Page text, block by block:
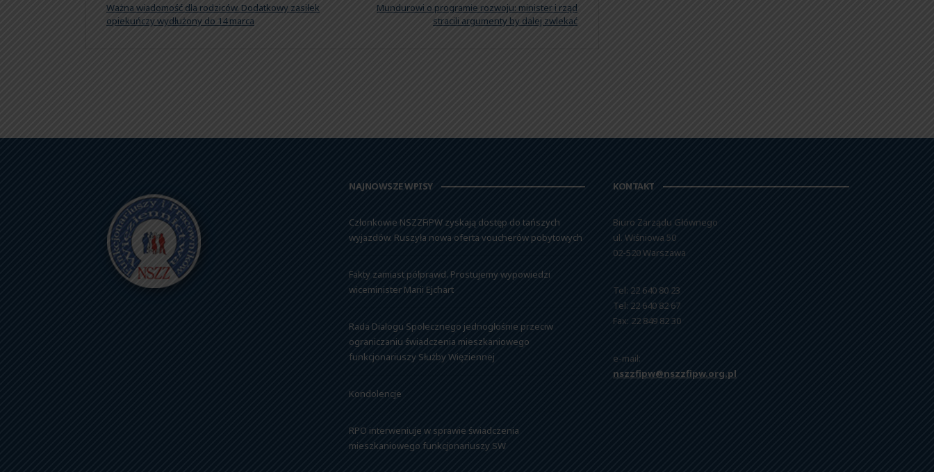
Ważna wiadomość dla rodziców. Dodatkowy zasiłek
opiekuńczy wydłużony do 14 marca
Mundurowi o programie rozwoju: minister i rząd
stracili argumenty by dalej zwlekać
NAJNOWSZE WPISY
Członkowie NSZZFiPW zyskają dostęp do tańszych
wyjazdów. Ruszyła nowa oferta voucherów pobytowych
Fakty zamiast półprawd. Prostujemy wypowiedzi
wiceminister Marii Ejchart
Rada Dialogu Społecznego jednogłośnie przeciw
ograniczaniu świadczenia mieszkaniowego
funkcjonariuszy Służby Więziennej
Kondolencje
RPO interweniuje w sprawie świadczenia
mieszkaniowego funkcjonariuszy SW
KONTAKT
Biuro Zarządu Głównego
ul. Wiśniowa 50
02-520 Warszawa
Tel: 22 640 80 23
Tel: 22 640 82 67
Fax: 22 849 82 30
e-mail:
nszzfipw@nszzfipw.org.pl